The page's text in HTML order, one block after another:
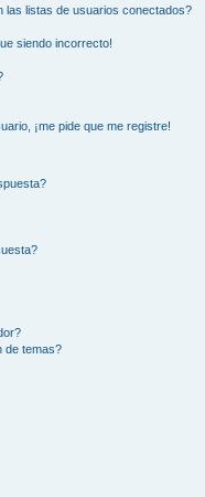
las listas de usuarios conectados?
siendo incorrecto!
¡me pide que me registre!
de temas?